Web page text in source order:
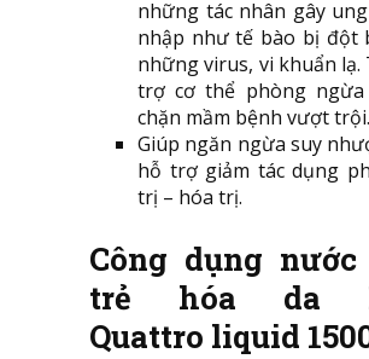
những tác nhân gây
nhập như tế bào bị đột
những virus, vi khuẩn lạ.
trợ cơ thể phòng ngừa
chặn mầm bệnh vượt trội.
Giúp ngăn ngừa suy
hỗ trợ giảm tác dụng
trị – hóa trị.
Công dụng nước
trẻ hóa da
Quattro liquid